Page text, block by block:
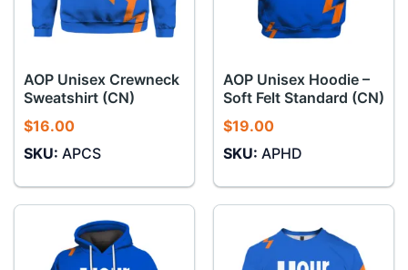
AOP Unisex Crewneck
Sweatshirt (CN)
$16.00
SKU: APCS
AOP Unisex Hoodie –
Soft Felt Standard (CN)
$19.00
SKU: APHD